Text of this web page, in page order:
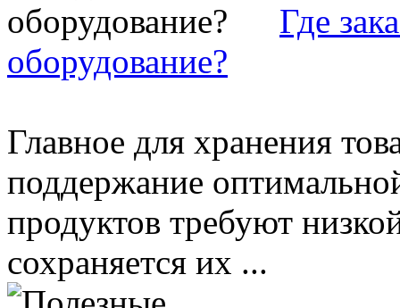
Где
оборудование?
Главное для хранения
поддержание
продуктов требуют
сохраняется их ...